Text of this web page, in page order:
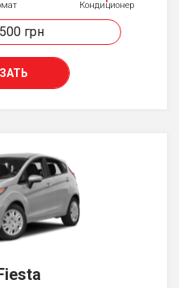
Кондиционер
грн